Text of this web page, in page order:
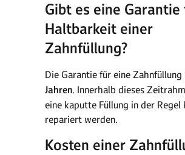
Gibt es eine Garantie
Haltbarkeit einer
Zahnfüllung?
Die Garantie für eine
Jahren. Innerhalb dieses
eine kaputte Füllung in der Regel
repariert werden.
Kosten einer